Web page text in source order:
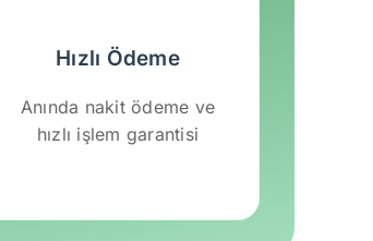
Hızlı Ödeme
Anında nakit ödeme ve
hızlı işlem garantisi